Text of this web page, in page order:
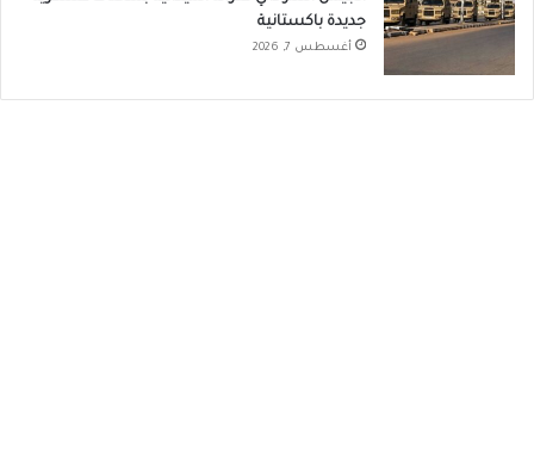
جديدة باكستانية
أغسطس 7, 2026